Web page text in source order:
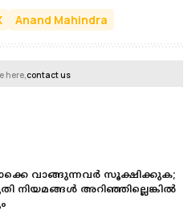
Anand Mahindra
here,contact us
വാങ്ങുന്നവര്‍ സൂക്ഷിക്കുക;
നിയമങ്ങള്‍ അറിഞ്ഞില്ലെങ്കില്‍